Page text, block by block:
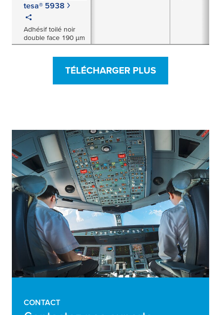
tesa® 5938
Adhésif toilé noir
double face 190 µm
TÉLÉCHARGER PLUS
CONTACT